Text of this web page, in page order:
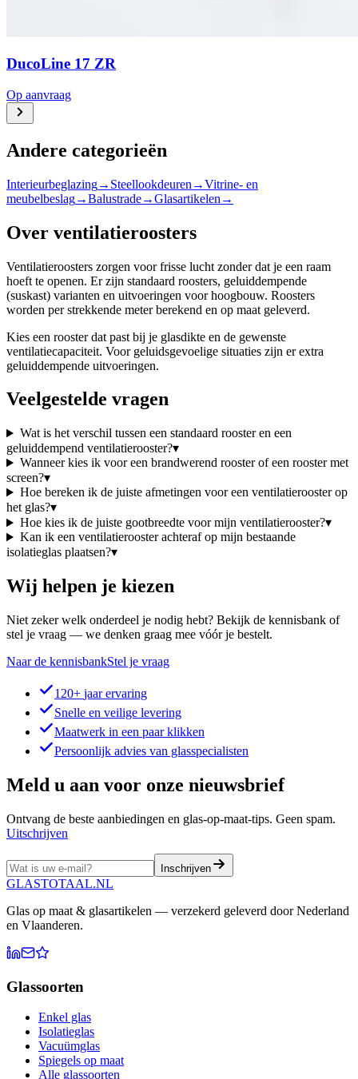
DucoLine 17 ZR
Op aanvraag
Andere categorieën
Interieurbeglazing→ Steellookdeuren →Vitrine- en
meubelbeslag→Balustrade→Glasartikelen →
Over ventilatieroosters
Ventilatieroosters zorgen voor frisse lucht zonder dat je een raam
hoeft te openen. Er zijn standaard roosters, geluiddempende
(suskast) varianten en uitvoeringen voor hoogbouw. Roosters
worden per strekkende meter berekend en op maat geleverd.
Kies een rooster dat past bij je glasdikte en de gewenste
ventilatiecapaciteit. Voor geluidsgevoelige situaties zijn er extra
geluiddempende uitvoeringen.
Veelgestelde vragen
Wat is het verschil tussen een standaard rooster en een
geluiddempend ventilatierooster?▾
Wanneer kies ik voor een brandwerend rooster of een rooster met
screen?▾
Hoe bereken ik de juiste afmetingen voor een ventilatierooster op
het glas?▾
Hoe kies ik de juiste gootbreedte voor mijn ventilatierooster?▾
Kan ik een ventilatierooster achteraf op mijn bestaande
isolatieglas plaatsen?▾
Wij helpen je kiezen
Niet zeker welk onderdeel je nodig hebt? Bekijk de kennisbank of
stel je vraag — we denken graag mee vóór je bestelt.
Naar de kennisbankStel je vraag
120+ jaar ervaring
Snelle en veilige levering
Maatwerk in een paar klikken
Persoonlijk advies van glasspecialisten
Meld u aan voor onze nieuwsbrief
Ontvang de beste aanbiedingen en glas-op-maat-tips. Geen spam.
Uitschrijven
Inschrijven
GLASTOTAAL.NL
Glas op maat & glasartikelen — verzekerd geleverd door Nederland
en Vlaanderen.
Glassoorten
Enkel glas
Isolatieglas
Vacuümglas
Spiegels op maat
Alle glassoorten